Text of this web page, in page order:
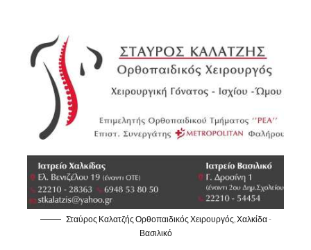
Σταύρος Καλατζής Ορθοπαιδικός Χειρουργός, Χαλκίδα -
Βασιλικό